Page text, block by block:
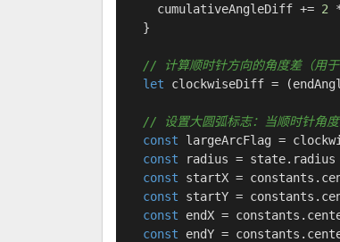
    cumulativeAngleDiff +=
2
  }
// 计算顺时针方向的角度差（用于
let clockwiseDiff =
// 设置大圆弧标志：当顺时针角
const largeArcFlag =
const radius = state. radius
const startX = constants.
const startY = constants.
const endX = constants.
const endY = constants.